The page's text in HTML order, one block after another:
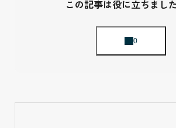
この記事は役に立ちまし